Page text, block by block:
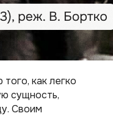
как легко
сущность,
Своим